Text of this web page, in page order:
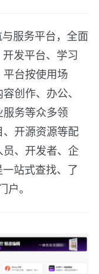
服务平台，全面
发平台、学习
台按使用场
创作、办公、
务等众多领
开源资源等配
、开发者、企
站式查找、了
。